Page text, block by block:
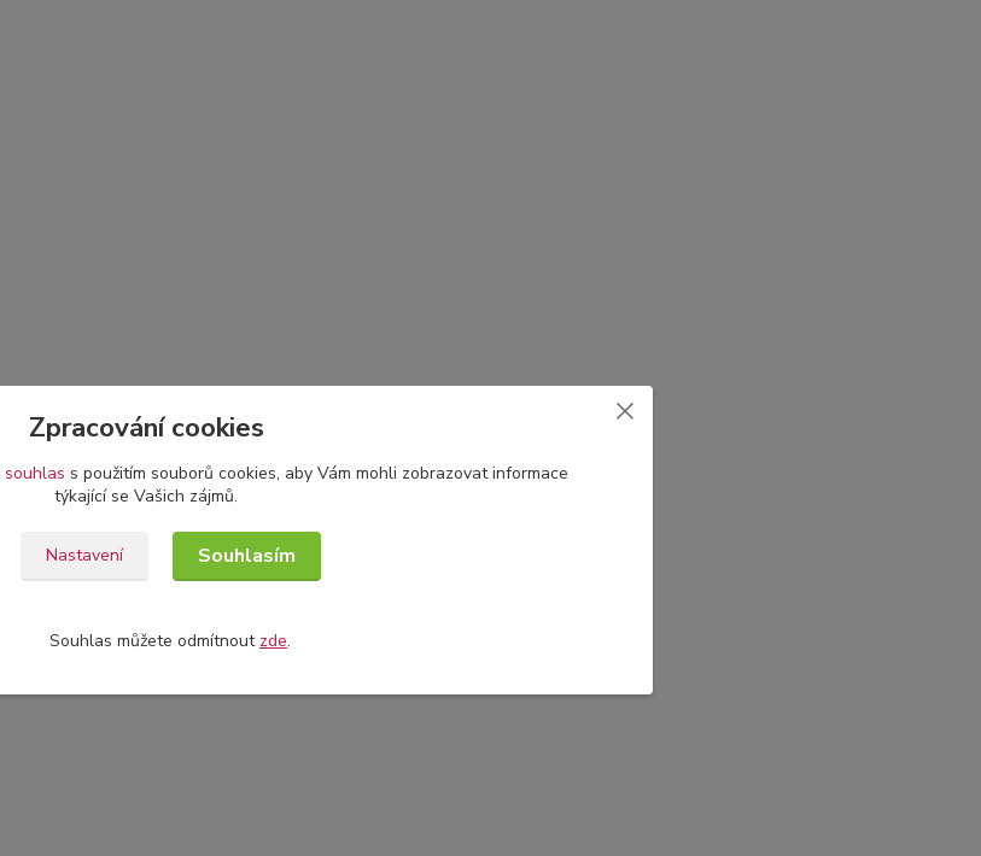
Zpracování cookies
souhlas s použitím souborů cookies, aby Vám mohli zobrazovat informace
týkající se Vašich zájmů.
Nastavení Souhlasím
Souhlas můžete odmítnout zde.